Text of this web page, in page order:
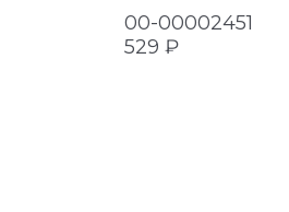
00-00002451
529 ₽